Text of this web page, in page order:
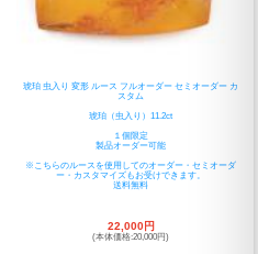
琥珀 虫入り 変形 ルース フルオーダー セミオーダー カ
スタム
琥珀（虫入り）11.2ct
１個限定
製品オーダー可能
※こちらのルースを使用してのオーダー・セミオーダ
ー・カスタマイズもお受けできます。
送料無料
22,000円
(本体価格:20,000円)